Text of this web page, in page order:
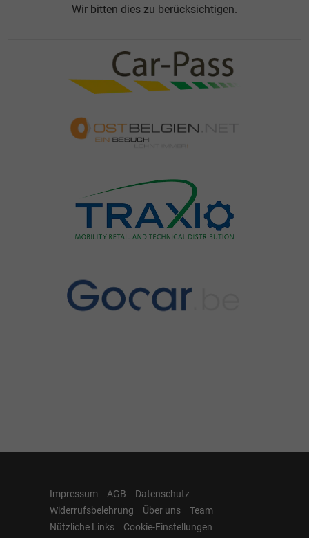
Wir bitten dies zu berücksichtigen.
Impressum AGB
Datenschutz
Widerrufsbelehrung
Über uns
Team
Nützliche Links
Cookie-Einstellungen